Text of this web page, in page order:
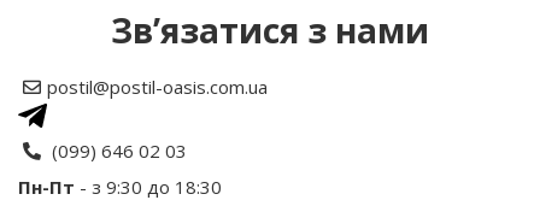
РейтингЗв’язатися з нами
postil@postil-oasis.com.ua
(099) 646 02 03
Пн-Пт - з 9:30 до 18:30